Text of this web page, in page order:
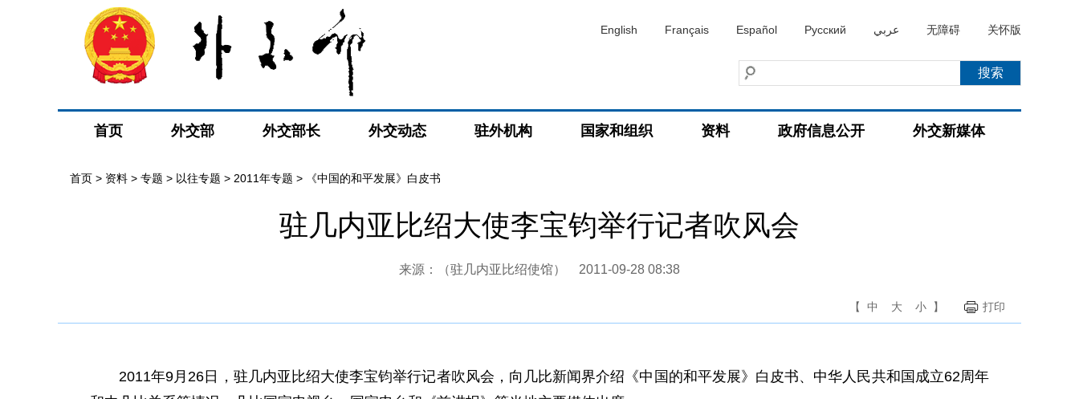
English Français Español Русский عربي 无障碍 关怀版
首页 外交部 外交部长 外交动态 驻外机构 国家和组织 资料 政府信息公开 外交新媒体
首页 > 资料 > 专题 > 以往专题 > 2011年专题 > 《中国的和平发展》白皮书
驻几内亚比绍大使李宝钧举行记者吹风会
来源：（驻几内亚比绍使馆） 2011-09-28 08:38
【 中 大 小 】 打印
2011年9月26日，驻几内亚比绍大使李宝钧举行记者吹风会，向几比新闻界介绍《中国的和平发展》白皮书、中华人民共和国成立62周年